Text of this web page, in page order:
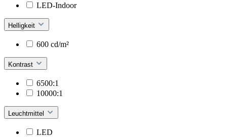
LED-Indoor
Helligkeit
600 cd/m²
Kontrast
6500:1
10000:1
Leuchtmittel
LED